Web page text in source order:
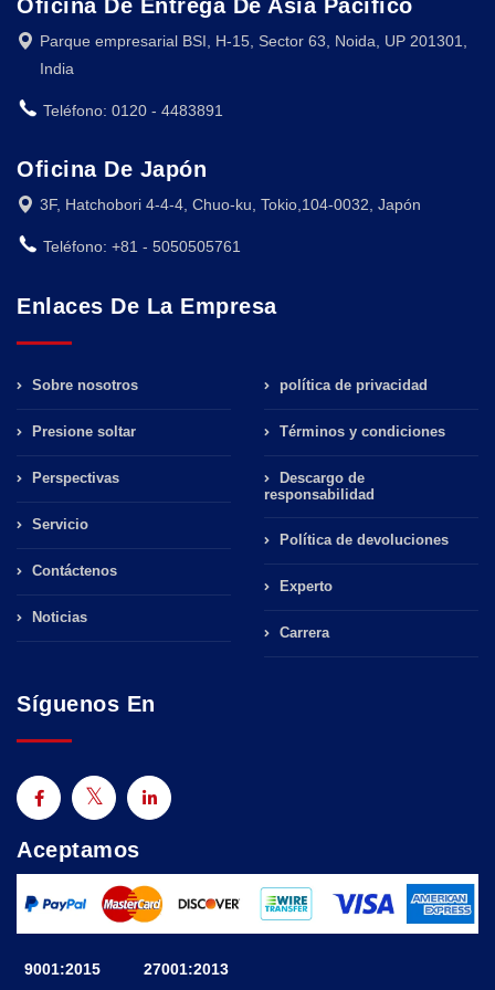
Oficina De Entrega De Asia Pacífico
Parque empresarial BSI, H-15, Sector 63, Noida, UP 201301,
India
Teléfono: 0120 - 4483891
Oficina De Japón
3F, Hatchobori 4-4-4, Chuo-ku, Tokio,104-0032, Japón
Teléfono: +81 - 5050505761
Enlaces De La Empresa
Sobre nosotros
Presione soltar
Perspectivas
Servicio
Contáctenos
Noticias
política de privacidad
Términos y condiciones
Descargo de
responsabilidad
Política de devoluciones
Experto
Carrera
Síguenos En
Aceptamos
9001:2015 27001:2013